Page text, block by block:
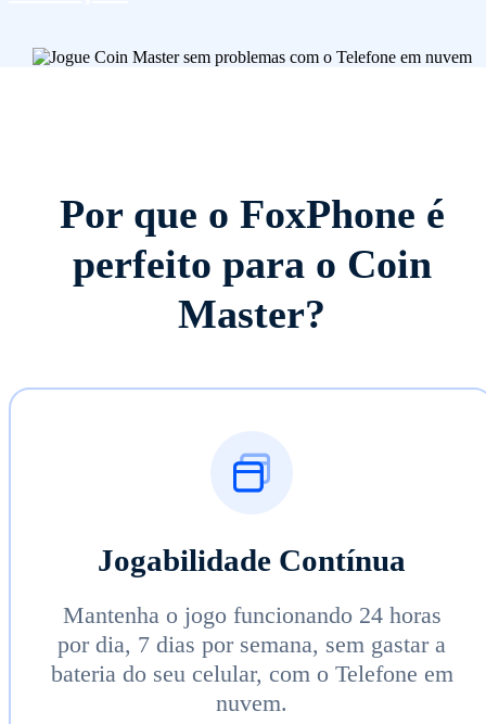
Por que o FoxPhone é
perfeito para o Coin
Master?
Jogabilidade Contínua
Mantenha o jogo funcionando 24 horas
por dia, 7 dias por semana, sem gastar a
bateria do seu celular, com o Telefone em
nuvem.